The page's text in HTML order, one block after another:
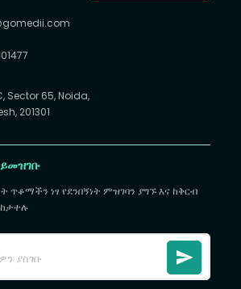
Sector 65, Noida,
201301
ይመዝገቡ
ጥቆማችን ነፃ የደንበኝነት ምዝገባን ያግኙ እና ከቅርብ